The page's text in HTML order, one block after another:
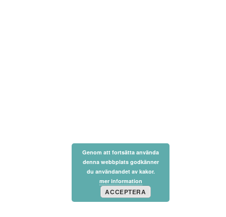
Genom att fortsätta använda
denna webbplats godkänner
du användandet av kakor.
mer information
ACCEPTERA